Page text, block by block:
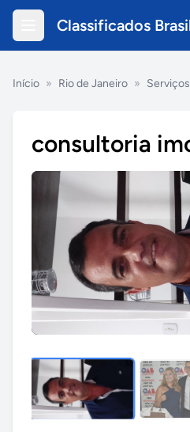
Classificados
Início » Rio de Janeiro » Serviços
consultoria